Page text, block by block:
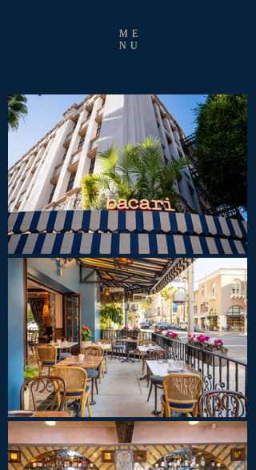
ME
NU